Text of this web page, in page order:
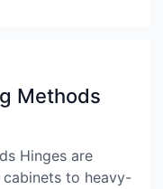
Methods
Hinges are
to heavy-